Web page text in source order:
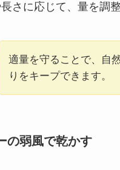
さに応じて、量を調
適量を守ることで、自
りをキープできます。
の弱風で乾かす